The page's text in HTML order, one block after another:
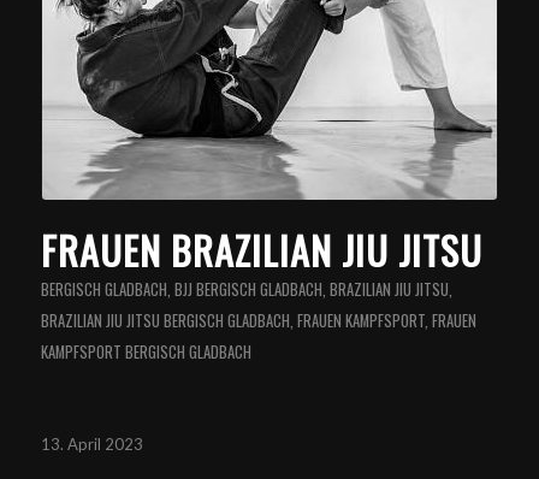
FRAUEN BRAZILIAN JIU JITSU
BERGISCH GLADBACH, BJJ BERGISCH GLADBACH, BRAZILIAN JIU JITSU,
BRAZILIAN JIU JITSU BERGISCH GLADBACH, FRAUEN KAMPFSPORT, FRAUEN
KAMPFSPORT BERGISCH GLADBACH
13. April 2023